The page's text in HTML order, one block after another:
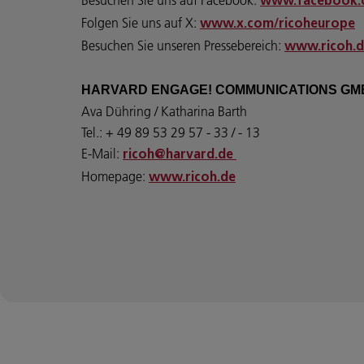
Folgen Sie uns auf X: www.x.com/ricoheurope
Besuchen Sie unseren Pressebereich:
HARVARD ENGAGE! COMMUNICATIONS
Ava Dühring / Katharina Barth
Tel.: + 49 89 53 29 57 - 33 / - 13
E-Mail: ricoh@harvard.de
Homepage: www.ricoh.de